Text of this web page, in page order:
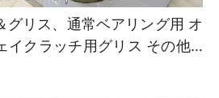
グリス、通常ベアリング用 オ
イクラッチ用グリス その他…